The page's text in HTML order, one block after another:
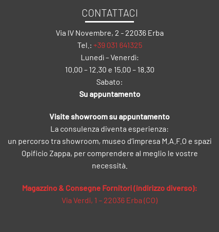
CONTATTACI
Via IV Novembre, 2 - 22036 Erba
Tel.: +39 031 641325
Lunedì – Venerdì:
10.00 – 12.30 e 15.00 – 18.30
Sabato:
Su appuntamento
Visite showroom su appuntamento
La consulenza diventa esperienza:
un percorso tra showroom, museo d’impresa M.A.F.O e spazi
Opificio Zappa, per comprendere al meglio le vostre
necessità.
Magazzino & Consegne Fornitori (indirizzo diverso):
Via Verdi, 1 – 22036 Erba (CO)